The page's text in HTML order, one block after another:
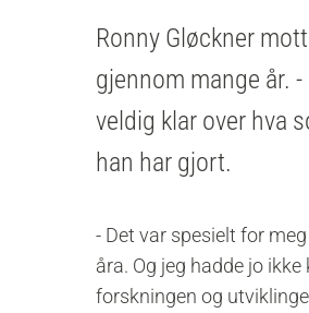
Ronny Gløckner
gjennom mange år.
veldig klar over hva
han har gjort.
- Det var spesielt for
åra. Og jeg hadde jo
forskningen og